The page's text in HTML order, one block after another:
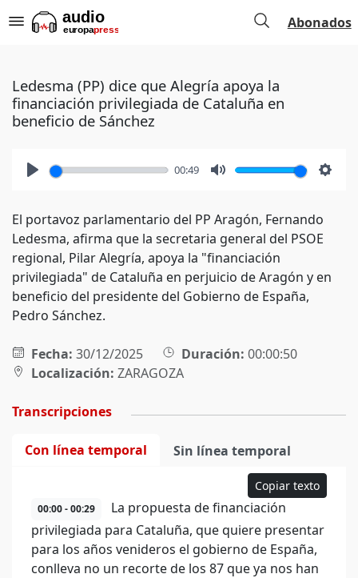
Abonados
Ledesma (PP) dice que Alegría apoya la
financiación privilegiada de Cataluña en
beneficio de Sánchez
00:49
El portavoz parlamentario del PP Aragón, Fernando
Ledesma, afirma que la secretaria general del PSOE
regional, Pilar Alegría, apoya la "financiación
privilegiada" de Cataluña en perjuicio de Aragón y en
beneficio del presidente del Gobierno de España,
Pedro Sánchez.
Fecha: 30/12/2025 Duración: 00:00:50
Localización: ZARAGOZA
Transcripciones
Con línea temporal Sin línea temporal
Copiar texto
00:00 - 00:29
La propuesta de financiación
privilegiada para Cataluña, que quiere presentar
para los años venideros el gobierno de España,
conlleva no un recorte de los 87 que ya nos han